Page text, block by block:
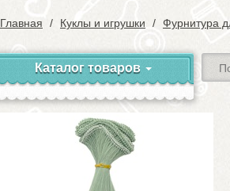
Главная Куклы и игрушки Фурнитура
Каталог товаров